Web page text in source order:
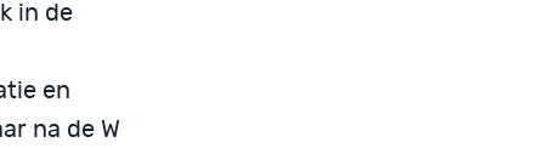
in de
en
na de W